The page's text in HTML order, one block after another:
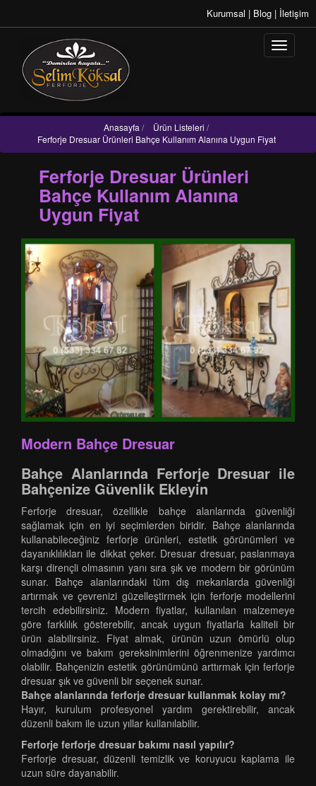
Kurumsal | Blog | İletişim
Anasayfa / Ürün Listeleri /
Ferforje Dresuar Ürünleri Bahçe Kullanım Alanına Uygun Fiyat
Ferforje Dresuar Ürünleri
Bahçe Kullanım Alanına
Uygun Fiyat
Modern Bahçe Dresuar
Bahçe Alanlarında Ferforje Dresuar ile
Bahçenize Güvenlik Ekleyin
Ferforje dresuar, özellikle bahçe alanlarında güvenliği
sağlamak için en iyi seçimlerden biridir. Bahçe alanlarında
kullanabileceğiniz ferforje ürünleri, estetik görünümleri ve
dayanıklılıkları ile dikkat çeker. Dresuar dresuar, paslanmaya
karşı dirençli olmasının yanı sıra şık ve modern bir görünüm
sunar. Bahçe alanlarındaki tüm dış mekanlarda güvenliği
artırmak ve çevrenizi güzelleştirmek için ferforje modellerini
tercih edebilirsiniz. Modern fiyatlar, kullanılan malzemeye
göre farklılık gösterebilir, ancak uygun fiyatlarla kaliteli bir
ürün alabilirsiniz. Fiyat almak, ürünün uzun ömürlü olup
olmadığını ve bakım gereksinimlerini öğrenmenize yardımcı
olabilir. Bahçenizin estetik görünümünü arttırmak için ferforje
dresuar şık ve güvenli bir seçenek sunar.
Bahçe alanlarında ferforje dresuar kullanmak kolay mı?
Hayır, kurulum profesyonel yardım gerektirebilir, ancak
düzenli bakım ile uzun yıllar kullanılabilir.
Ferforje ferforje dresuar bakımı nasıl yapılır?
Ferforje dresuar, düzenli temizlik ve koruyucu kaplama ile
uzun süre dayanabilir.